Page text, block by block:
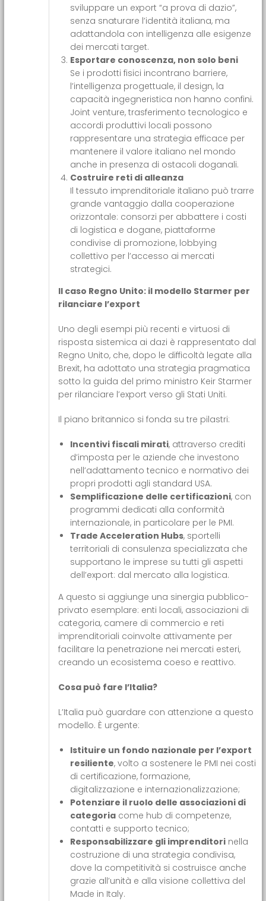
sviluppare un export “a prova di dazio”,
senza snaturare l’identità italiana, ma
adattandola con intelligenza alle esigenze
dei mercati target.
Esportare conoscenza, non solo beni
Se i prodotti fisici incontrano barriere,
l’intelligenza progettuale, il design, la
capacità ingegneristica non hanno confini.
Joint venture, trasferimento tecnologico e
accordi produttivi locali possono
rappresentare una strategia efficace per
mantenere il valore italiano nel mondo
anche in presenza di ostacoli doganali.
Costruire reti di alleanza
Il tessuto imprenditoriale italiano può trarre
grande vantaggio dalla cooperazione
orizzontale: consorzi per abbattere i costi
di logistica e dogane, piattaforme
condivise di promozione, lobbying
collettivo per l’accesso ai mercati
strategici.
Il caso Regno Unito: il modello Starmer per
rilanciare l’export
Uno degli esempi più recenti e virtuosi di
risposta sistemica ai dazi è rappresentato dal
Regno Unito, che, dopo le difficoltà legate alla
Brexit, ha adottato una strategia pragmatica
sotto la guida del primo ministro Keir Starmer
per rilanciare l’export verso gli Stati Uniti.
Il piano britannico si fonda su tre pilastri:
Incentivi fiscali mirati, attraverso crediti
d’imposta per le aziende che investono
nell’adattamento tecnico e normativo dei
propri prodotti agli standard USA.
Semplificazione delle certificazioni, con
programmi dedicati alla conformità
internazionale, in particolare per le PMI.
Trade Acceleration Hubs, sportelli
territoriali di consulenza specializzata che
supportano le imprese su tutti gli aspetti
dell’export: dal mercato alla logistica.
A questo si aggiunge una sinergia pubblico-
privato esemplare: enti locali, associazioni di
categoria, camere di commercio e reti
imprenditoriali coinvolte attivamente per
facilitare la penetrazione nei mercati esteri,
creando un ecosistema coeso e reattivo.
Cosa può fare l’Italia?
L’Italia può guardare con attenzione a questo
modello. È urgente:
Istituire un fondo nazionale per l’export
resiliente, volto a sostenere le PMI nei costi
di certificazione, formazione,
digitalizzazione e internazionalizzazione;
Potenziare il ruolo delle associazioni di
categoriacome hub di competenze,
contatti e supporto tecnico;
Responsabilizzare gli imprenditorinella
costruzione di una strategia condivisa,
dove la competitività si costruisce anche
grazie all’unità e alla visione collettiva del
Made in Italy.